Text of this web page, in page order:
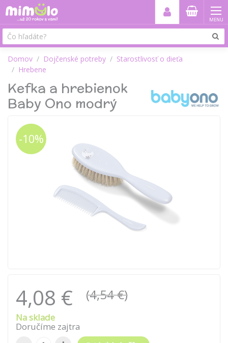
MENU
Domov Dojčenské potreby
Starostlivosť o dieťa
Hrebene
Kefka a hrebienok
Baby Ono modrý
-10%
4,08 € (4,54 €)
Na sklade
Doručíme zajtra